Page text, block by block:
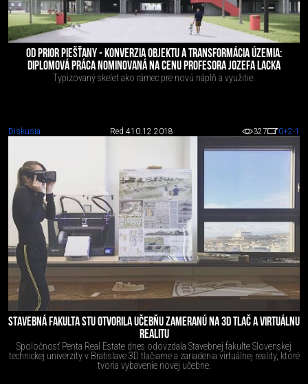
OD PRIOR PIEŠŤANY - KONVERZIA OBJEKTU A TRANSFORMÁCIA ÚZEMIA:
DIPLOMOVÁ PRÁCA NOMINOVANÁ NA CENU PROFESORA JOZEFA LACKA
Typizovaný skelet ako rámec pre novú náplň a využitie.
Diskusia Red 410.12.2018 327 0+2-1
STAVEBNÁ FAKULTA STU OTVORILA UČEBŇU ZAMERANÚ NA 3D TLAČ A VIRTUÁLNU
REALITU
Spoločnosť Penta Real Estate dnes odovzdala Stavebnej fakulte Slovenskej
technickej univerzity v Bratislave 3D tlačiarne a zariadenia virtuálnej reality, ktoré
tvoria vybavenie novej učebne.